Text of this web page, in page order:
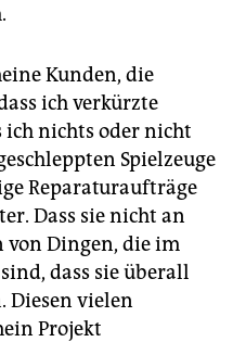
Kunden, die
ich verkürzte
ich nichts oder nicht
Spielzeuge
Reparaturaufträge
Dass sie nicht an
von Dingen, die im
dass sie überall
Diesen vielen
Projekt